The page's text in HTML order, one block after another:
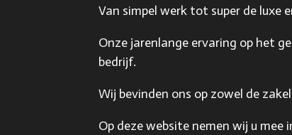
Van simpel werk tot super de luxe
Onze jarenlange ervaring op het
bedrijf.
Wij bevinden ons op zowel de
Op deze website nemen wij u mee